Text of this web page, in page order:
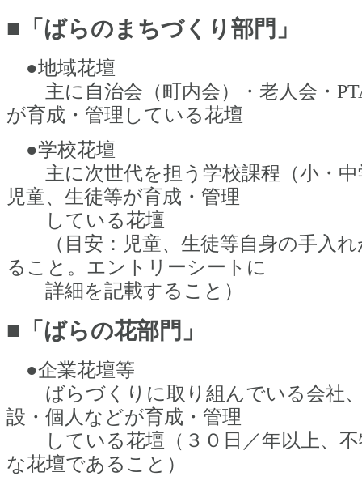
■ 「ばらのまちづくり部門」
●地域花壇
主に自治会（町内会）・老人会・
が育成・管理している花壇
●学校花壇
主に次世代を担う学校課程（小・中
児童、生徒等が育成・管理
している花壇
（目安：児童、生徒等自身の手入れ
ること。エントリーシートに
詳細を記載すること）
■ 「ばらの花部門」
●企業花壇等
ばらづくりに取り組んでいる会社、
設・個人などが育成・管理
している花壇（３０日／年以上、不
な花壇であること）